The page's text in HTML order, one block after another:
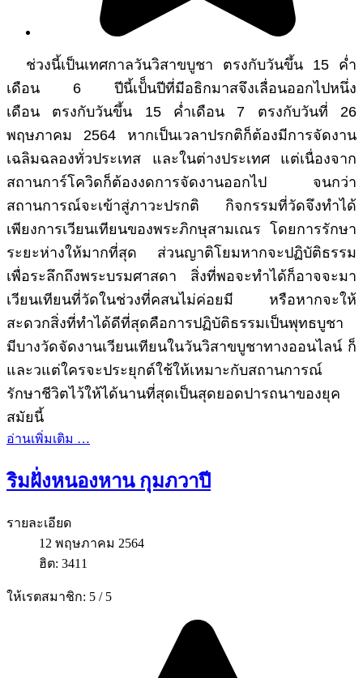
ช่วงนี้เป็นเทศกาลวันวิสาขบูชา ตรงกับวันขึ้น 15 ค่ำ
เดือน 6 ปีนี้เป้็นปีที่มีอธิกมาสจึงเลื่อนออกไปหนึ่ง
เดือน ตรงกับวันขึ้น 15 ค่ำเดือน 7 ตรงกับวันที่ 26
พฤษภาคม 2564 หากเป็นเวลาปรกติก็ต้องมีการจัดงาน
เฉลิมฉลองทั่วประเทส และในต่างประเทศ แต่เนื่องจาก
สถานการ์โควิดก็ต้องงดการจัดงานออกไป จนกว่า
สถานการณ์จะเข้าสู่ภาวะปรกติ กิจกรรมที่วัดจึงทำได้
เพียงการเวียนเทียนของพระภิกษุสามเณร โดยการรักษา
ระยะห่างให้มากที่สุด ส่วนญาติโยมหากจะปฏิบัติธรรม
เพื่อระลึกถึงพระบรมศาสดา สิ่งที่พอจะทำได้ก็อาจจะมา
เวียนเทียนที่วัดในช่วงที่คสนไม่ค่อยมี หรือหากจะให้
สะดวกสิ่งที่ทำได้ดีที่สุดคือการปฏิบัติธรรมเป็นพุทธบูชา
มีบางวัดจัดงานเวียนเทียนในวันวิสาขบูชาทางออนไลน์ ก็
และวแต่ใครจะประยุกต์ใช้ให้เหมาะกับสถานการณ์
รักษาชีวิตไว้ให้ได้นานที่สุดเป็นสุดยอดปารถนาของยุค
สมัยนี้
อ่านเพิ่มเติม …
ริมฝั่งหนองหาน กุมภวาปี
รายละเอียด
12 พฤษภาคม 2564
ฮิต: 3411
ให้เรตสมาชิก: 5 / 5